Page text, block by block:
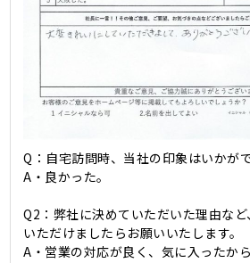
Q：自宅訪問時、当社の印象はいかが
A・良かった。
Q2：弊社に決めていただいた理由な
いただけましたらお願いいたします。
A・営業の対応が良く、気に入ったから